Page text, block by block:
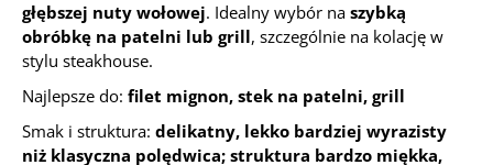
głębszej nuty wołowej. Idealny wybór na szybką
obróbkę na patelni lub grill, szczególnie na kolację w
stylu steakhouse.
Najlepsze do: filet mignon, stek na patelni, grill
Smak i struktura: delikatny, lekko bardziej wyrazisty
niż klasyczna polędwica; struktura bardzo miękka,